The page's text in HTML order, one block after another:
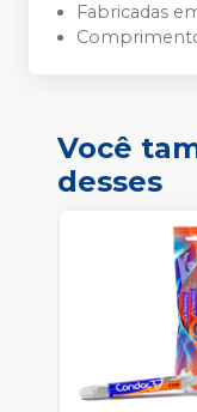
Fabricadas
Você
desses